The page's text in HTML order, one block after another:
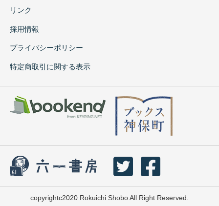
リンク
採用情報
プライバシーポリシー
特定商取引に関する表示
copyrightc2020 Rokuichi Shobo All Right Reserved.